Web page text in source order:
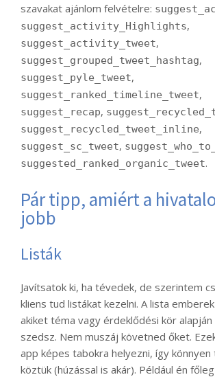
szavakat ajánlom felvételre:
suggest_activity_Highlights,
suggest_activity_tweet,
suggest_grouped_tweet_hashtag,
suggest_pyle_tweet,
suggest_ranked_timeline_tweet,
suggest_recap,
suggest_recycled_tweet_inline,
suggest_sc_tweet,
suggested_ranked_organic_tweet.
Pár tipp, amiért a
jobb
Listák
Javítsatok ki, ha tévedek, de szerintem
kliens tud listákat kezelni. A lista
akiket téma vagy érdeklődési kör
szedsz. Nem muszáj követned őket.
app képes tabokra helyezni, így könnyen
köztük (húzással is akár). Például én